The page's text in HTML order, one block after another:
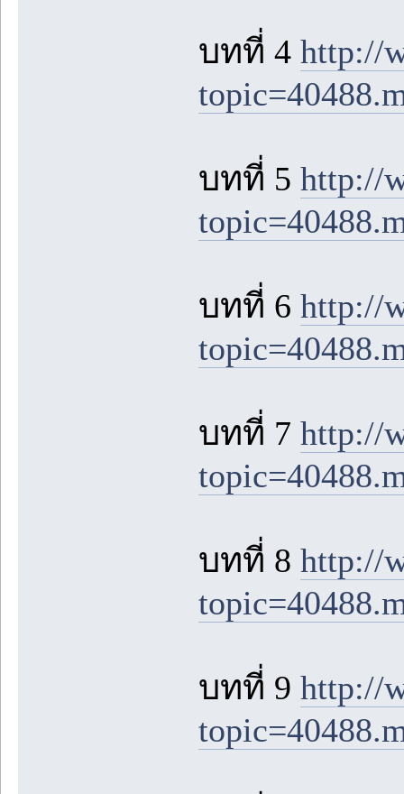
บทที่ 4 http://
บทที่ 5 http://
บทที่ 6 http://
บทที่ 7 http://
บทที่ 8 http://
บทที่ 9 http://